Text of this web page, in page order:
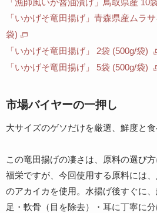
「漁師風いか醤油漬け」鳥取県産 10
「いかげそ竜田揚げ」青森県産ムラ
袋)
「いかげそ竜田揚げ」 2袋 (500g/袋)
「いかげそ竜田揚げ」 5袋 (500g/袋)
市場バイヤーの一押し
大サイズのゲソだけを厳選、鮮度と
この竜田揚げの凄さは、原料の選び
福栄ですが、今回使用する原料には
のアカイカを使用。水揚げ後すぐに
足・軟骨（目を除去）・耳に丁寧に